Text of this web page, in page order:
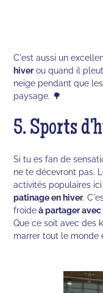
C'est aussi un
hiverou quand il
neige pendant que
paysage. 🌳
5. Sports
Si tu es fan de
ne te décevront pas.
activités populaires
patinage en hiver.
froideà partager avec
Que ce soit avec des
marrer tout le monde